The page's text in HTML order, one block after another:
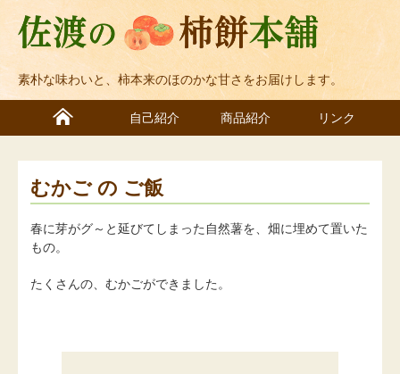
素朴な味わいと、柿本来のほのかな甘さをお届けします。
自己紹介 商品紹介 リンク
むかご の ご飯
春に芽がグ～と延びてしまった自然薯を、畑に埋めて置いた
もの。
たくさんの、むかごができました。